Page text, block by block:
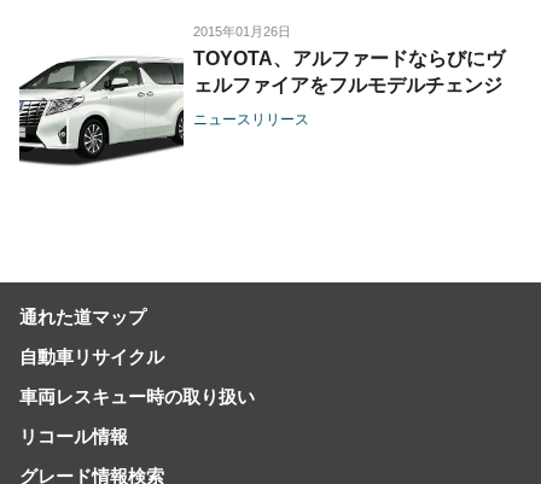
2015年01月26日
TOYOTA、アルファードならびにヴ
ェルファイアをフルモデルチェンジ
ニュースリリース
通れた道マップ
自動車リサイクル
車両レスキュー時の取り扱い
リコール情報
グレード情報検索